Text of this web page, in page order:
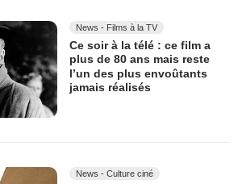
News - Films à la TV
Ce soir à la télé : ce film a
plus de 80 ans mais reste
l’un des plus envoûtants
jamais réalisés
News - Culture ciné